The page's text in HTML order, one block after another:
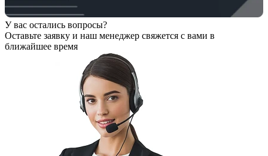
У вас остались вопросы?
Оставьте заявку и наш менеджер свяжется с вами в
ближайшее время